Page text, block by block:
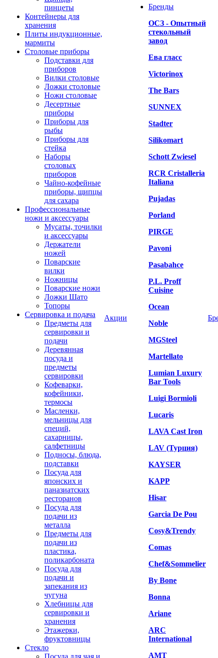
пинцеты
Контейнеры для
хранения
Плиты индукционные,
мармиты
Столовые приборы
Подставки для
приборов
Вилки столовые
Ложки столовые
Ножи столовые
Десертные
приборы
Приборы для
рыбы
Приборы для
стейка
Наборы
столовых
приборов
Чайно-кофейные
приборы, щипцы
для сахара
Профессиональные
ножи и аксессуары
Мусаты, точилки
и аксессуары
Держатели
ножей
Поварские
вилки
Ножницы
Поварские ножи
Ложки Шато
Топоры
Сервировка и подача
Предметы для
сервировки и
подачи
Деревянная
посуда и
предметы
сервировки
Кофеварки,
кофейники,
термосы
Масленки,
мельницы для
специй,
сахарницы,
салфетницы
Подносы, блюда,
подставки
Посуда для
японских и
паназиатских
ресторанов
Посуда для
подачи из
металла
Предметы для
подачи из
пластика,
поликарбоната
Посуда для
подачи и
запекания из
чугуна
Хлебницы для
сервировки и
хранения
Этажерки,
фруктовницы
Стекло
Посуда для чая и
Акции
Бренды
ОСЗ - Опытный
стекольный
завод
Ева гласс
Victorinox
The Bars
SUNNEX
Stadter
Silikomart
Schott Zwiesel
RCR Cristalleria
Italiana
Pujadas
Porland
PIRGE
Pavoni
Pasabahce
P.L. Proff
Cuisine
Ocean
Noble
MGSteel
Martellato
Lumian Luxury
Bar Tools
Luigi Bormioli
Lucaris
LAVA Cast Iron
LAV (Турция)
KAYSER
KAPP
Hisar
Garcia De Pou
Cosy&Trendy
Comas
Chef&Sommelier
By Bone
Bonna
Ariane
ARC
International
AMT